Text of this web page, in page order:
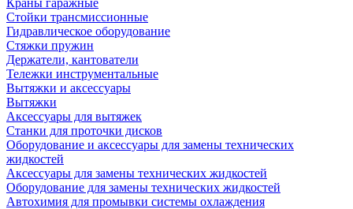
Краны гаражные
Стойки трансмиссионные
Гидравлическое оборудование
Стяжки пружин
Держатели, кантователи
Тележки инструментальные
Вытяжки и аксессуары
Вытяжки
Аксессуары для вытяжек
Станки для проточки дисков
Оборудование и аксессуары для замены технических
жидкостей
Аксессуары для замены технических жидкостей
Оборудование для замены технических жидкостей
Автохимия для промывки системы охлаждения